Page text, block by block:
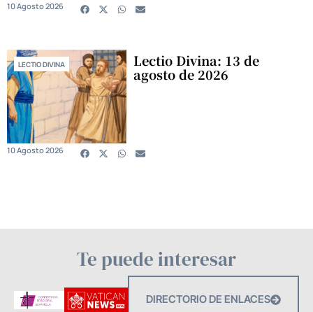
10 Agosto 2026
LECTIO DIVINA Lectio Divina: 13 de
agosto de 2026
10 Agosto 2026
Te puede interesar
DIRECTORIO DE ENLACES